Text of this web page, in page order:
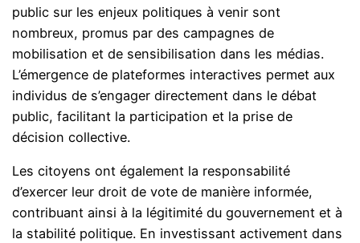
public sur les enjeux politiques à venir sont
nombreux, promus par des campagnes de
mobilisation et de sensibilisation dans les médias.
L’émergence de plateformes interactives permet aux
individus de s’engager directement dans le débat
public, facilitant la participation et la prise de
décision collective.
Les citoyens ont également la responsabilité
d’exercer leur droit de vote de manière informée,
contribuant ainsi à la légitimité du gouvernement et à
la stabilité politique. En investissant activement dans